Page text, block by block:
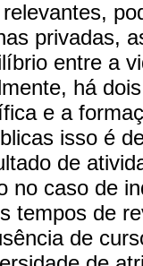
privadas,
entre a
há
e a
isso é
de
no caso de
tempos de
de